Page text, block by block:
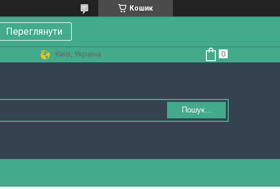
Кошик
Переглянути
Київ, Україна
Пошук...